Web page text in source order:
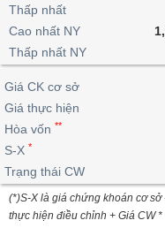
lỗ
dịch
nội
Niên
giám
Tài
liệu
cổ
Định
giá
ngoài
doanh
Top
cổ
phiếu
dịch
Chứng
quyền
quan
Thống
giao
dịch
Thống
giao
dịch
Tin
tức
Phân
tích
kỹ
thuật
trực
tuyến
Bộ
lọc
cổ
Vĩ
mô
lai
Chứng
quyền
Trái
phiếu
IR
Awards
tạo
Dịch
vụ
Thấp nhất
Cao nhất NY
Thấp nhất NY
Giá CK cơ sở
Giá thực hiện
Hòa vốn **
S-X *
Trạng thái CW
(*)S-X là giá chứng khoán cơ
thực hiện điều chỉnh + Giá CW
BẤT
ĐỘNG
SẢN
TÀI
CHÍNH
HÀNG